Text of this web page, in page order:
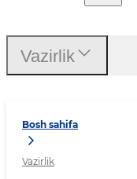
Bosh sahifa
Vazirlik
Vazirlik